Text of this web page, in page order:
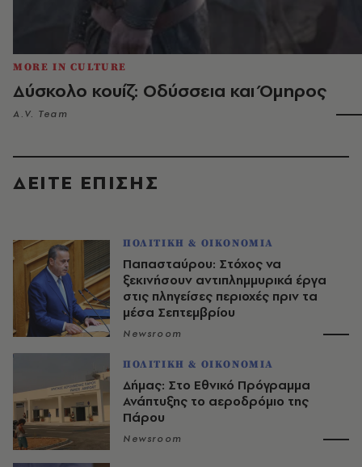
MORE IN CULTURE
Δύσκολο κουίζ: Οδύσσεια και Όμηρος
A.V. Team
ΔΕΙΤΕ ΕΠΙΣΗΣ
ΠΟΛΙΤΙΚΗ & ΟΙΚΟΝΟΜΙΑ
Παπασταύρου: Στόχος να
ξεκινήσουν αντιπλημμυρικά έργα
στις πληγείσες περιοχές πριν τα
μέσα Σεπτεμβρίου
Newsroom
ΠΟΛΙΤΙΚΗ & ΟΙΚΟΝΟΜΙΑ
Δήμας: Στο Εθνικό Πρόγραμμα
Ανάπτυξης το αεροδρόμιο της
Πάρου
Newsroom